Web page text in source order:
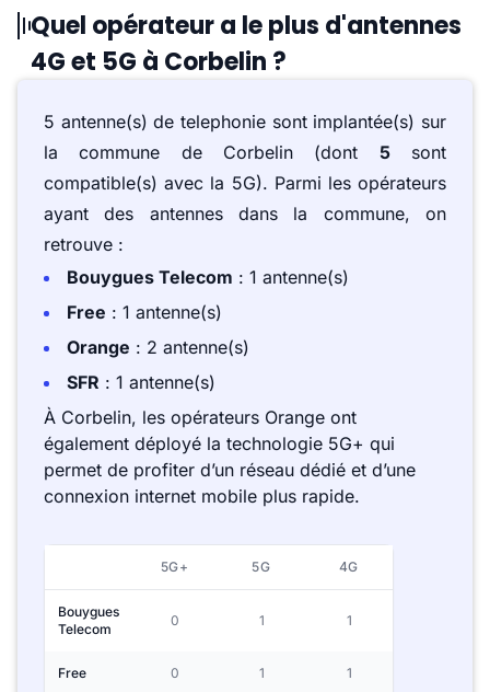
Quel opérateur a le plus d'antennes
4G et 5G à Corbelin ?
5 antenne(s) de telephonie sont implantée(s) sur
la commune de Corbelin (dont 5sont
compatible(s) avec la 5G). Parmi les opérateurs
ayant des antennes dans la commune, on
retrouve :
Bouygues Telecom : 1 antenne(s)
Free : 1 antenne(s)
Orange : 2 antenne(s)
SFR : 1 antenne(s)
À Corbelin, les opérateurs Orange ont
également déployé la technologie 5G+ qui
permet de profiter d’un réseau dédié et d’une
connexion internet mobile plus rapide.
5G+ 5G 4G
Bouygues
Telecom
0 1 1
Free 0 1 1